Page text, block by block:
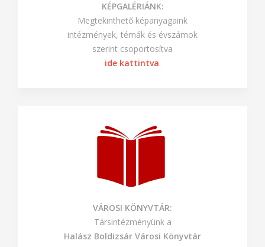
KÉPGALÉRIÁNK:
Megtekinthető képanyagaink
intézmények, témák és évszámok
szerint csoportosítva
ide kattintva.
VÁROSI KÖNYVTÁR:
Társintézményünk a
Halász Boldizsár Városi Könyvtár